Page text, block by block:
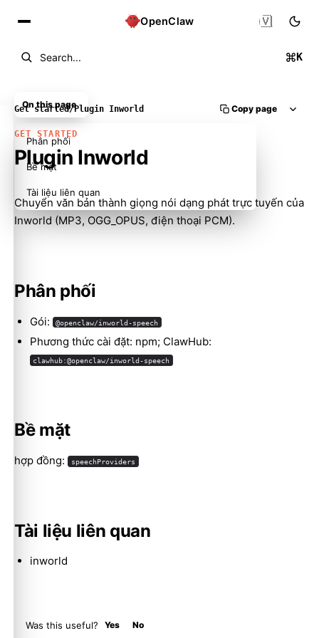
OpenClaw
Search... K
🇻🇳
Get started/Plugin Inworld Copy page
GET STARTED
Plugin Inworld
Chuyển văn bản thành giọng nói dạng phát trực tuyến của
Inworld (MP3, OGG_OPUS, điện thoại PCM).
Phân phối
Gói: @openclaw/inworld-speech
Phương thức cài đặt: npm; ClawHub:
clawhub:@openclaw/inworld-speech
Bề mặt
hợp đồng: speechProviders
Tài liệu liên quan
inworld
Was this useful? Yes No
On this page
Phân phối
Bề mặt
Tài liệu liên quan